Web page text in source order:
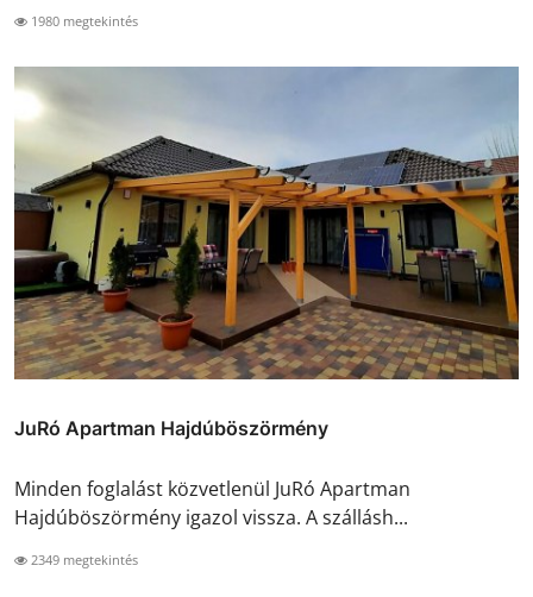
1980 megtekintés
JuRó Apartman Hajdúböszörmény
Minden foglalást közvetlenül JuRó Apartman
Hajdúböszörmény igazol vissza. A szállásh...
2349 megtekintés